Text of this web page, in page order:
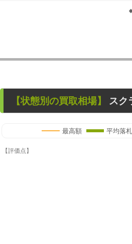
【状態別の買取相場】 スク
最高額 平均落
【評価点】